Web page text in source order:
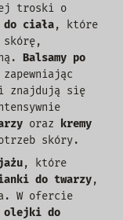
troski o
do ciała, które
Balsamy po
znajdują się
oraz
kremy
skóry.
, które
do twarzy,
W ofercie
olejki do